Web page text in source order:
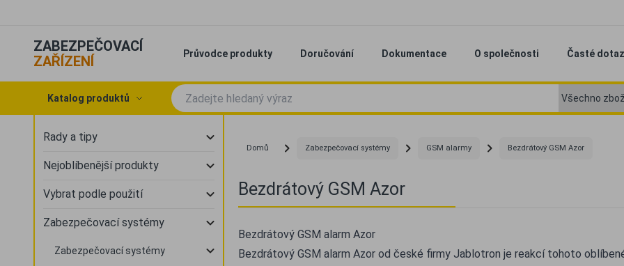
ZABEZPEČOVACÍ
ZAŘÍZENÍ
Průvodce produkty Doručování Dokumentace O společnosti Časté
Katalog produktů
Rady a tipy
Nejoblíbenější produkty
Vybrat podle použití
Zabezpečovací systémy
Zabezpečovací systémy
Domů Zabezpečovací systémy GSM alarmy Bezdrátový GSM Azor
Bezdrátový GSM Azor
Bezdrátový GSM alarm Azor
Bezdrátový GSM alarm Azor od české firmy Jablotron je reakcí tohoto